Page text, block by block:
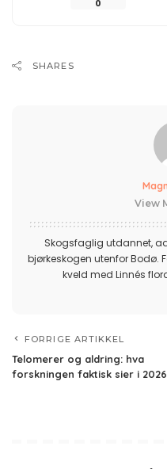
0
SHARES
View
Skogsfaglig utdannet,
bjørkeskogen utenfor Bodø.
kveld med Linnés
FORRIGE ARTIKKEL
Telomerer og aldring: hva
forskningen faktisk sier i 2026